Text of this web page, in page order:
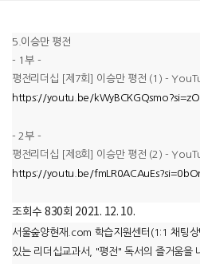
5.이승만 평전
- 1부 -
평전리더십 [제7회] 이승만 평전 (1) -
https://youtu.be/
- 2부 -
평전리더십 [제8회] 이승만 평전 (2) -
https://youtu.be/
조회수 830회 2021. 12. 10.
서울숲양현재.com 학습지원센터(1:1 채팅
있는 리더십교과서, "평전" 독서의 즐거움을